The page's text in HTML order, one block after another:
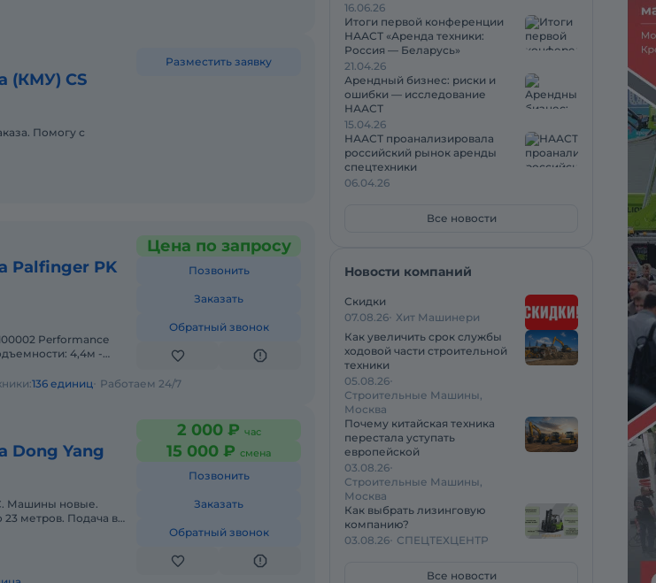
(КМУ) CS
Помогу с
Разместить заявку
Palfinger PK
4,4м -
Цена по запросу
Позвонить
Заказать
Обратный звонок
136 единиц Работаем 24/7
Dong Yang
23 метров. Подача в
2 000 ₽ час
15 000 ₽ смена
Позвонить
Заказать
Обратный звонок
16.06.26
Итоги первой конференции
НААСТ «Аренда техники:
Россия — Беларусь»
21.04.26
Арендный бизнес: риски и
ошибки — исследование
НААСТ
15.04.26
НААСТ проанализировала
российский рынок аренды
спецтехники
06.04.26
Все новости
Новости компаний
Скидки
07.08.26 Хит Машинери
Как увеличить срок службы
ходовой части строительной
техники
05.08.26
Строительные Машины,
Москва
Почему китайская техника
перестала уступать
европейской
03.08.26
Строительные Машины,
Москва
Как выбрать лизинговую
компанию?
03.08.26 СПЕЦТЕХЦЕНТР
Все новости